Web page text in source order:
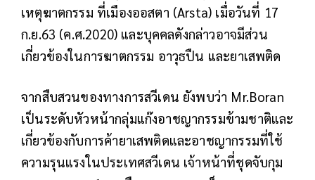
เหตุฆาตกรรม ที่เมืองออสตา (Arsta) เมื่อวันที่ 17
ก.ย.63 (ค.ศ.2020) และบุคคลดังกล่าวอาจมีส่วน
เกี่ยวข้องในการฆาตกรรม อาวุธปืน และยาเสพติด
จากสืบสวนของทางการสวีเดน ยังพบว่า Mr.Boran
เป็นระดับหัวหน้ากลุ่มแก๊งอาชญากรรมข้ามชาติและ
เกี่ยวข้องกับการค้ายาเสพติดและอาชญากรรมที่ใช้
ความรุนแรงในประเทศสวีเดน เจ้าหน้าที่ชุดจับกุม